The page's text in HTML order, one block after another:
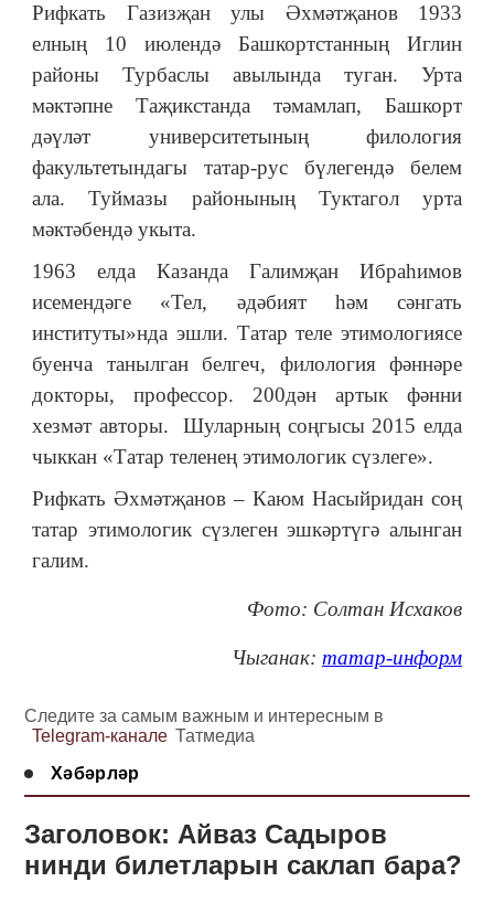
Рифкать Газизҗан улы Әхмәтҗанов 1933
елның 10 июлендә Башкортстанның Иглин
районы Турбаслы авылында туган. Урта
мәктәпне Таҗикстанда тәмамлап, Башкорт
дәүләт университетының филология
факультетындагы татар-рус бүлегендә белем
ала. Туймазы районының Туктагол урта
мәктәбендә укыта.
1963 елда Казанда Галимҗан Ибраһимов
исемендәге «Тел, әдәбият һәм сәнгать
институты»нда эшли. Татар теле этимологиясе
буенча танылган белгеч, филология фәннәре
докторы, профессор. 200дән артык фәнни
хезмәт авторы. Шуларның соңгысы 2015 елда
чыккан «Татар теленең этимологик сүзлеге».
Рифкать Әхмәтҗанов – Каюм Насыйридан соң
татар этимологик сүзлеген эшкәртүгә алынган
галим.
Фото: Солтан Исхаков
Чыганак: татар-информ
Следите за самым важным и интересным в
Telegram-канале Татмедиа
Хәбәрләр
Заголовок: Айваз Садыров
нинди билетларын саклап бара?